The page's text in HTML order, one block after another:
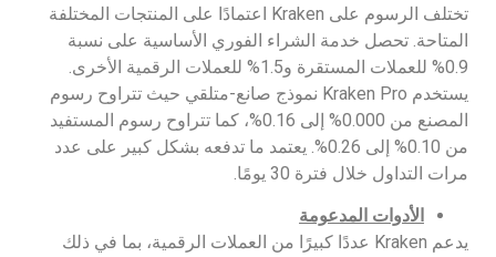
تختلف الرسوم على Kraken اعتمادًا على المنتجات المختلفة
المتاحة. تحصل خدمة الشراء الفوري الأساسية على نسبة
0.9% للعملات المستقرة و1.5% للعملات الرقمية الأخرى.
يستخدم Kraken Pro نموذج صانع-متلقي حيث تتراوح رسوم
المصنع من 0.000% إلى 0.16%، كما تتراوح رسوم المستفيد
من 0.10% إلى 0.26%. يعتمد ما تدفعه بشكل كبير على عدد
مرات التداول خلال فترة 30 يومًا.
الأدوات المدعومة
يدعم Kraken عددًا كبيرًا من العملات الرقمية، بما في ذلك